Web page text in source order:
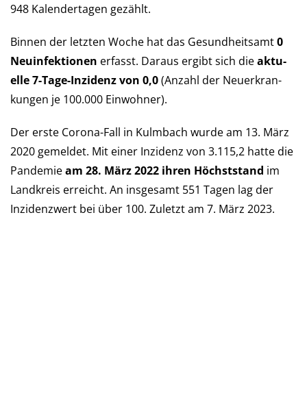
948 Kalender­tagen gezählt.
Binnen der letzten Woche hat das Ge­sund­heits­amt0
Neu­in­fek­tio­nen er­fasst. Daraus er­gibt sich dieaktu­
elle 7-Tage-Inzi­denz von 0,0(An­zahl der Neu­er­kran­
kun­gen je 100.000 Ein­wohner).
Der erste Corona-Fall in Kulmbach wurde am 13. März
2020 ge­mel­det. Mit einer Inzi­denz von 3.115,2 hatte die
Pan­de­mieam 28. März 2022 ihren Höchst­stand im
Landkreis er­reicht. An ins­ge­samt 551 Tagen lag der
Inzi­denz­wert bei über 100. Zu­letzt am 7. März 2023.